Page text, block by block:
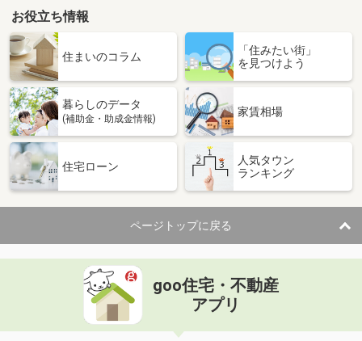
お役立ち情報
住まいのコラム
「住みたい街」
を見つけよう
暮らしのデータ
(補助金・助成金情報)
家賃相場
住宅ローン
人気タウン
ランキング
ページトップに戻る
goo住宅・不動産
アプリ